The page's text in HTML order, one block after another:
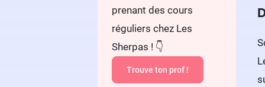
prenant des cours
réguliers chez Les
Sherpas ! 👇
Trouve ton prof !